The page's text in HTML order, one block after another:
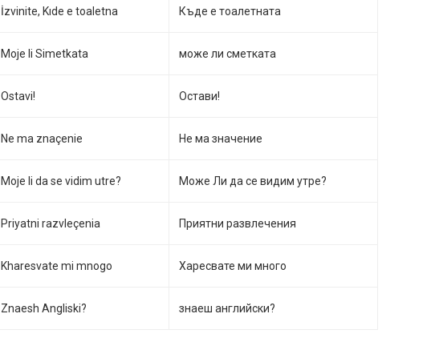
İzvinite, Kıde e toaletna Къде е тоалетната
Moje li Simetkata може ли сметката
Ostavi! Остави!
Ne ma znaçenie Не ма значение
Moje li da se vidim utre? Може Ли да се видим утре?
Priyatni razvleçenia Приятни развлечения
Kharesvate mi mnogo Харесвате ми много
Znaesh Angliski? знаеш английски?